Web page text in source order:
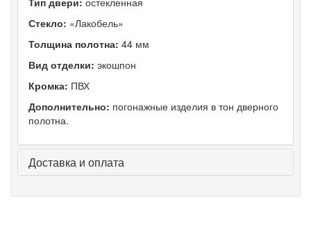
Стекло: «Лакобель»
Толщина полотна: 44 мм
Вид отделки: экошпон
Кромка: ПВХ
Дополнительно: погонажные изделия в тон дверного
полотна.
Доставка и оплата